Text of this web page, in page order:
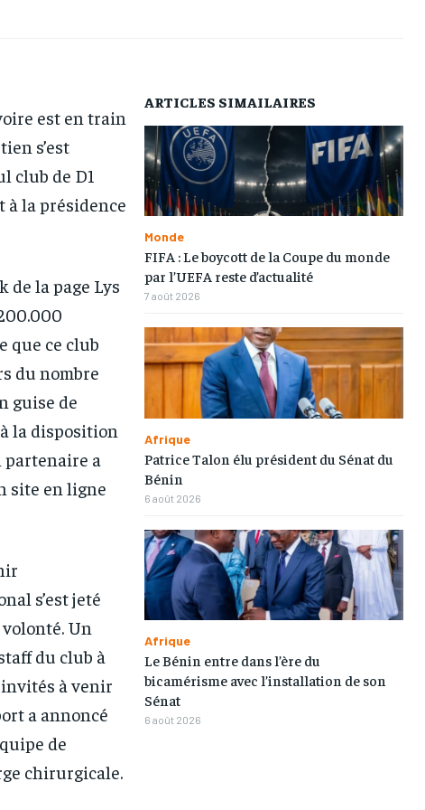
CULTURE
DIVERS
ECONOMIE
MONDE
OPPORTUNITÉ
PARTENAIRES
IT-ADMIN
TOGOREPORT
TOGOREGARD
LOMEBOUGEINFO
NOUVELLE D’AFRIQUE
LEDEFENSEURINFO
228FOOT
ACTU LOMÉ
CULTURE
DIVERS
ECONOMIE
MONDE
OPPORTUNITÉ
PARTENAIRES
IT-ADMIN
TOGOREPORT
TOGOREGARD
LOMEBOUGEINFO
NOUVELLE D’AFRIQUE
LEDEFENSEURINFO
228FOOT
ACTU LOMÉ
CULTURE
DIVERS
ECONOMIE
MONDE
OPPORTUNITÉ
PARTENAIRES
IT-ADMIN
TOGOREPORT
TOGOREGARD
LOMEBOUGEINFO
NOUVELLE D’AFRIQUE
LEDEFENSEURINFO
228FOOT
ACTU LOMÉ
CULTURE
DIVERS
ECONOMIE
MONDE
OPPORTUNITÉ
PARTENAIRES
IT-ADMIN
TOGOREPORT
TOGOREGARD
LOMEBOUGEINFO
NOUVELLE D’AFRIQUE
LEDEFENSEURINFO
228FOOT
ACTU LOMÉ
est en train
s’est
club de D1
à la présidence
de la page Lys
que ce club
du nombre
guise de
la disposition
partenaire a
site en ligne
s’est jeté
Un
du club à
à venir
a annoncé
de
chirurgicale.
ARTICLES SIMAILAIRES
Monde
FIFA : Le boycott de la Coupe du monde
par l’UEFA reste d’actualité
7 août 2026
Afrique
Patrice Talon élu président du Sénat du
Bénin
6 août 2026
Afrique
Le Bénin entre dans l’ère du
bicamérisme avec l’installation de son
Sénat
6 août 2026